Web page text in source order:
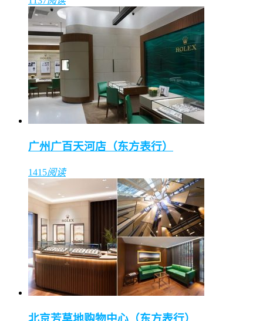
广州广百天河店（东方表行）
1415阅读
北京芳草地购物中心（东方表行）